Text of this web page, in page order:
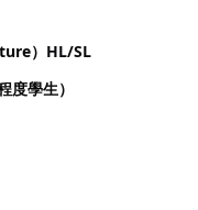
）HL/SL
學生）